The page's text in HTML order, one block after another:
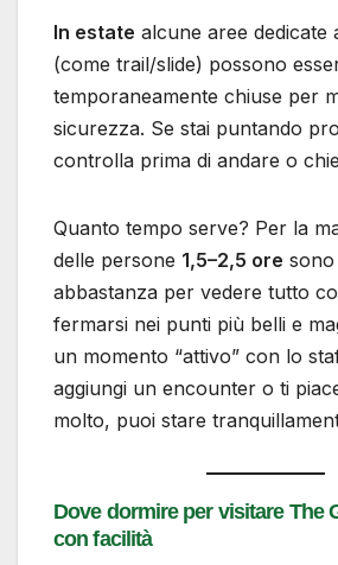
In estate alcune aree dedicate
(come trail/slide) possono
temporaneamente chiuse per
sicurezza. Se stai puntando
controlla prima di andare o
Quanto tempo serve? Per la
delle persone 1,5–2,5 ore
abbastanza per vedere tutto
fermarsi nei punti più belli e
un momento “attivo” con lo
aggiungi un encounter o ti
molto, puoi stare
Dove dormire per visitare The
con facilità